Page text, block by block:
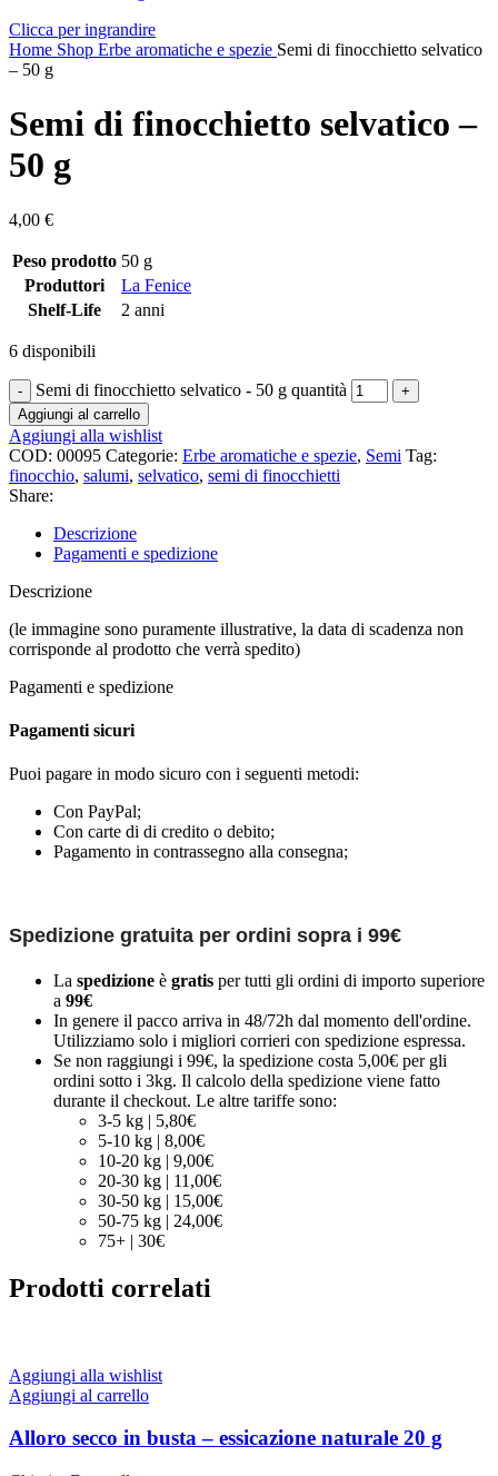
Clicca per ingrandire
Home Shop Erbe aromatiche e spezie Semi di finocchietto selvatico
– 50 g
Semi di finocchietto selvatico –
50 g
4,00 €
Peso prodotto 50 g
Produttori
La Fenice
Shelf-Life
2 anni
6 disponibili
Semi di finocchietto selvatico - 50 g quantità
Aggiungi al carrello
Aggiungi alla wishlist
COD: 00095 Categorie: Erbe aromatiche e spezie, Semi Tag:
finocchio, salumi, selvatico, semi di finocchietti
Share:
Descrizione
Pagamenti e spedizione
Descrizione
(le immagine sono puramente illustrative, la data di scadenza non
corrisponde al prodotto che verrà spedito)
Pagamenti e spedizione
Pagamenti sicuri
Puoi pagare in modo sicuro con i seguenti metodi:
Con PayPal;
Con carte di di credito o debito;
Pagamento in contrassegno alla consegna;
Spedizione gratuita per ordini sopra i 99€
La spedizione è gratis per tutti gli ordini di importo superiore
a 99€
In genere il pacco arriva in 48/72h dal momento dell'ordine.
Utilizziamo solo i migliori corrieri con spedizione espressa.
Se non raggiungi i 99€, la spedizione costa 5,00€ per gli
ordini sotto i 3kg. Il calcolo della spedizione viene fatto
durante il checkout. Le altre tariffe sono:
3-5 kg | 5,80€
5-10 kg | 8,00€
10-20 kg | 9,00€
20-30 kg | 11,00€
30-50 kg | 15,00€
50-75 kg | 24,00€
75+ | 30€
Prodotti correlati
Aggiungi alla wishlist
Aggiungi al carrello
Alloro secco in busta – essicazione naturale 20 g